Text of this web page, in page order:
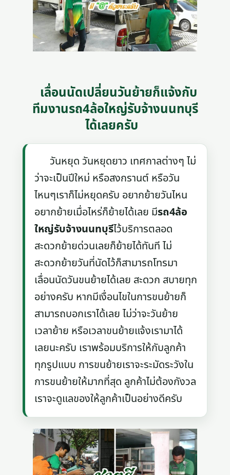
เลื่อนนัดเปลี่ยนวันย้ายก็แจ้งกับ
ทีมงานรถ4ล้อใหญ่รับจ้างนนทบุรี
ได้เลยครับ
วันหยุด วันหยุดยาว เทศกาลต่างๆ ไม่
ว่าจะเป็นปีใหม่ หรือสงกรานต์ หรือวัน
ไหนๆเราก็ไม่หยุดครับ อยากย้ายวันไหน
อยากย้ายเมื่อไหร่ก็ย้ายได้เลย มีรถ4ล้อ
ใหญ่รับจ้างนนทบุรีไว้บริการตลอด
สะดวกย้ายด่วนเลยก็ย้ายได้ทันที ไม่
สะดวกย้ายวันที่นัดไว้ก็สามารถโทรมา
เลื่อนนัดวันขนย้ายได้เลย สะดวก สบายทุก
อย่างครับ หากมีเงื่อนไขในการขนย้ายก็
สามารถบอกเราได้เลย ไม่ว่าจะวันย้าย
เวลาย้าย หรือเวลาขนย้ายแจ้งเรามาได้
เลยนะครับ เราพร้อมบริการให้กับลูกค้า
ทุกรูปแบบ การขนย้ายเราจะระมัดระวังใน
การขนย้ายให้มากที่สุด ลูกค้าไม่ต้องกังวล
เราจะดูแลของให้ลูกค้าเป็นอย่างดีครับ